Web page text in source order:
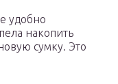
удобно
накопить
сумку. Это